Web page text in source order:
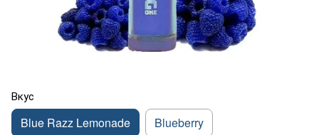
Вкус
Blue Razz Lemonade Blueberry